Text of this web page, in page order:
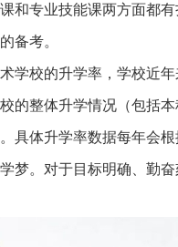
和专业技能课两方面都
备考。
学校的升学率，学校近
的整体升学情况（包括
具体升学率数据每年会
梦。对于目标明确、勤